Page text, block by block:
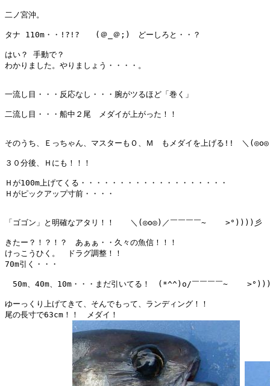
二ノ宮沖。
タナ 110m・・!?!?　　(＠_＠;)　どーしろと・・？
はい？ 手動で？
わかりました。やりましょう・・・・。
一流し目・・・反応なし・・・腕がツるほど「巻く」
二流し目・・・船中２尾　メダイが上がった！！
そのうち、Ｅっちゃん、マスターもＯ、Ｍ　もメダイを上げる!!　＼
３０分後、Ｈにも！！！
Ｈが100m上げてくる・・・・・・・・・・・・・・・・・・・
Ｈがピックアップ寸前・・・・
「ゴゴン」と明確なアタリ！！　　＼(◎o◎)／￣￣￣￣~    >°))))彡
きたー？！？！？　あぁぁ・・久々の魚信！！！
けっこうひく。　ドラグ調整！！
70m引く・・・
50m、40m、10m・・・まだ引いてる！　(*^^)o/￣￣￣￣~
ゆーっくり上げてきて、そんでもって、ランディング！！
尾の長寸で63cm！！　メダイ！